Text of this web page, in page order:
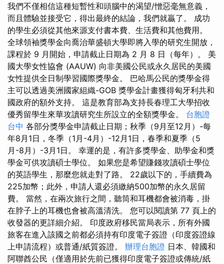
我們不僅相信這種短暫性和頭腦中的渴望/憎惡毫無意義，
而且體驗並接受它，得出最終的結論，我們就贏了。 成功
的學生必須從其他來源支付書本費、生活費和其他費用。
全球領袖獎學金向喬治華盛頓大學即將入學的研究生開放，
課程於 9 月開始，申請截止日期為 2 月 8 日（每年）。 美
國大學女性協會 (AAUW) 向非美國公民或永久居民的美國
女性提供全日制學習國際獎學金。 巴哈馬公民的獎學金得
主可以透過美洲國家組織-GOB 獎學金計畫獲得匈牙利共和
國政府的額外支持。 這是教育部為支持長春理工大學招收
優秀留學生來華攻讀研究生所設立的全額獎學金。 台胞證
台中 各部分獎學金申請截止日期；秋季（9月至12月）-每
年8月1日，冬季（1月-4月）-12月1日，春季和夏季（5
月-8月）-3月1日。 幸運的是，有許多獎學金、助學金和獎
學金可供攻讀碩士學位。 如果您是希望賺錢攻讀碩士學位
的英語學生，那麼您就走對了路。 22歲以下的，手續費為
225加幣；此外，申請人還必須繳納500加幣的永久居留
費。 當然，在兩次旅行之間，聽筒和耳機都會被消毒，掛
在脖子上的耳機也會被高溫清洗。 您可以閱讀第 77 頁上的
收發器的更詳細介紹。 印度政府移民當局表示，所有外國
旅客在進入該國之前都必須持有印度電子簽證（印度簽證線
上申請流程）或普通/紙質簽證。 辦理台胞證 日本、韓國和
阿聯酋公民（僅適用於先前已獲得印度電子簽證或傳統/紙